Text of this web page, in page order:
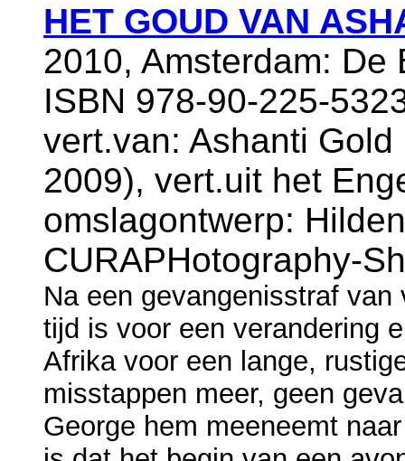
HET GOUD VAN
2010, Amsterdam:
ISBN 978-90-225-
vert.van: Ashanti
2009), vert.uit het
omslagontwerp:
CURAPHotography-
Na een gevangenisstraf
tijd is voor een verandering
Afrika voor een lange,
misstappen meer, geen
George hem meeneemt